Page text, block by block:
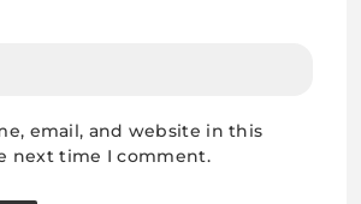
email, and website in this
next time I comment.